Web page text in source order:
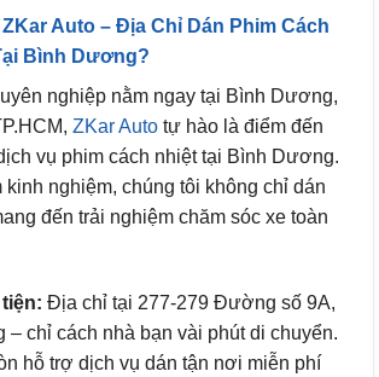
Auto – Địa Chỉ Dán Phim Cách
Bình Dương?
nghiệp nằm ngay tại Bình Dương,
ZKar Auto tự hào là điểm đến
vụ phim cách nhiệt tại Bình Dương.
nghiệm, chúng tôi không chỉ dán
đến trải nghiệm chăm sóc xe toàn
Địa chỉ tại 277-279 Đường số 9A,
– chỉ cách nhà bạn vài phút di chuyển.
hỗ trợ dịch vụ dán tận nơi miễn phí